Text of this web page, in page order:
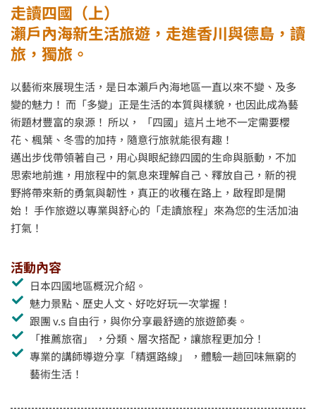
走讀四國（上）
瀨戶內海新生活旅遊，走進香川與德島，讀
旅，獨旅。
以藝術來展現生活，是日本瀨戶內海地區一直以來不變、及多
變的魅力！ 而「多變」正是生活的本質與樣貌，也因此成為藝
術題材豐富的泉源！ 所以， 「四國」這片土地不一定需要櫻
花、楓葉、冬雪的加持，隨意行旅就能很有趣！
邁出步伐帶領著自己，用心與眼紀錄四國的生命與脈動，不加
思索地前進，用旅程中的氣息來理解自己、釋放自己，新的視
野將帶來新的勇氣與韌性，真正的收穫在路上，啟程即是開
始！ 手作旅遊以專業與舒心的「走讀旅程」來為您的生活加油
打氣！
活動內容
日本四國地區概況介紹。
魅力景點、歷史人文、好吃好玩一次掌握！
跟團 v.s 自由行，與你分享最舒適的旅遊節奏。
「推薦旅宿」 ，分類、層次搭配，讓旅程更加分！
專業的講師導遊分享「精選路線」 ，體驗一趟回味無窮的
藝術生活！